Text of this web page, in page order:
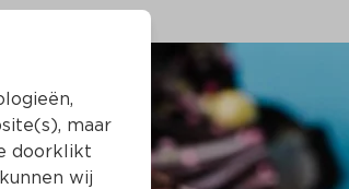
Wijnshop
Boodschappenlijstjes
maar
doorklikt
wij